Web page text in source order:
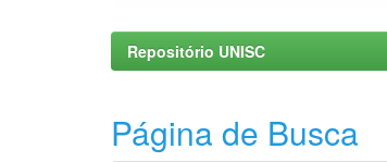
Repositório UNISC
Página de Busca